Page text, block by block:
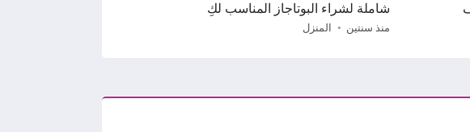
شاملة لشراء البوتاجاز المناسب لكِ
منذ سنتين المنزل